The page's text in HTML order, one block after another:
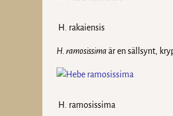
H. rakaiensis
H. ramosissimaär en sällsynt,
H. ramosissima